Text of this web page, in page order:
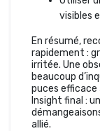
visibles
En résumé,
rapidement :
irritée. Une
beaucoup
puces efficace
Insight final :
allié.